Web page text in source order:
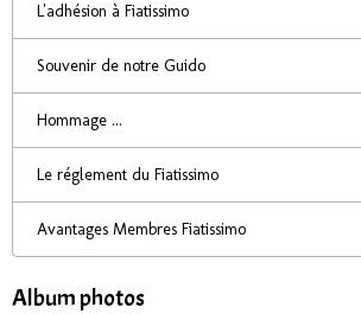
L'adhésion à Fiatissimo
Souvenir de notre Guido
Hommage ...
Le réglement du Fiatissimo
Avantages Membres Fiatissimo
Album photos